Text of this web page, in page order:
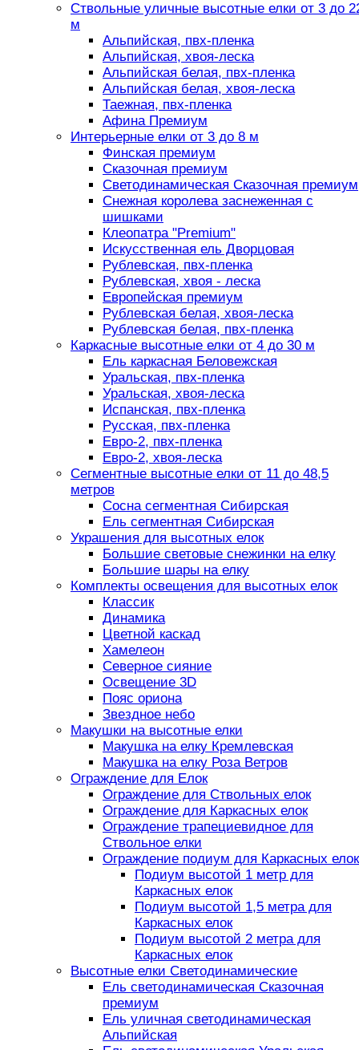
Ствольные уличные высотные елки от 3 до
м
Альпийская, пвх-пленка
Альпийская, хвоя-леска
Альпийская белая, пвх-пленка
Альпийская белая, хвоя-леска
Таежная, пвх-пленка
Афина Премиум
Интерьерные елки от 3 до 8 м
Финская премиум
Сказочная премиум
Светодинамическая Сказочная премиум
Снежная королева заснеженная с
шишками
Клеопатра "Premium"
Искусственная ель Дворцовая
Рублевская, пвх-пленка
Рублевская, хвоя - леска
Европейская премиум
Рублевская белая, хвоя-леска
Рублевская белая, пвх-пленка
Каркасные высотные елки от 4 до 30 м
Ель каркасная Беловежская
Уральская, пвх-пленка
Уральская, хвоя-леска
Испанская, пвх-пленка
Русская, пвх-пленка
Евро-2, пвх-пленка
Евро-2, хвоя-леска
Сегментные высотные елки от 11 до 48,5
метров
Сосна сегментная Сибирская
Ель сегментная Сибирская
Украшения для высотных елок
Большие световые снежинки на елку
Большие шары на елку
Комплекты освещения для высотных елок
Классик
Динамика
Цветной каскад
Хамелеон
Северное сияние
Освещение 3D
Пояс ориона
Звездное небо
Макушки на высотные елки
Макушка на елку Кремлевская
Макушка на елку Роза Ветров
Ограждение для Елок
Ограждение для Ствольных елок
Ограждение для Каркасных елок
Ограждение трапециевидное для
Ствольное елки
Ограждение подиум для Каркасных елок
Подиум высотой 1 метр для
Каркасных елок
Подиум высотой 1,5 метра для
Каркасных елок
Подиум высотой 2 метра для
Каркасных елок
Высотные елки Светодинамические
Ель светодинамическая Сказочная
премиум
Ель уличная светодинамическая
Альпийская